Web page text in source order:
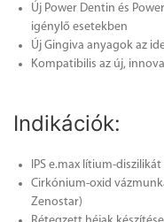
Új Power Dentin és
igénylő esetekben
Új Gingiva anyagok az
Kompatibilis az új,
Indikációk:
IPS e.max lítium-
Cirkónium-oxid
Zenostar)